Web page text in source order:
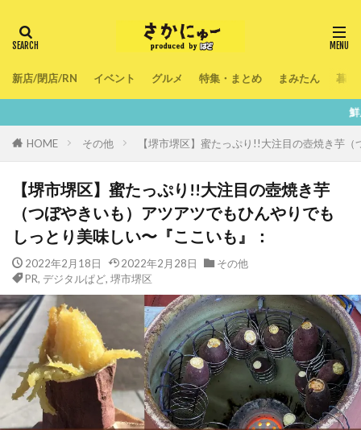
新店/閉店/RN イベント グルメ 特集・まとめ まみたん 暮ら
鮮度100％！堺・南大阪
HOME その他 【堺市堺区】蜜たっぷり!!大注目の壺焼き芋
【堺市堺区】蜜たっぷり!!大注目の壺焼き芋
（つぼやきいも）アツアツでもひんやりでも
しっとり美味しい〜『ここいも』：
2022年2月18日 2022年2月28日
その他
PR, デジタルぱど, 堺市堺区